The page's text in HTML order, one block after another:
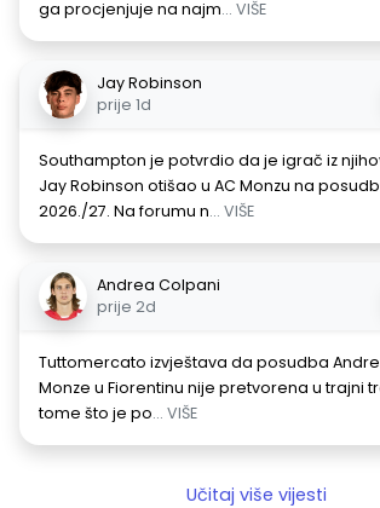
ga procjenjuje na najm... VIŠE
Jay Robinson
prije 1d
Southampton je potvrdio da je igrač iz
Jay Robinson otišao u AC Monzu na
2026./27. Na forumu n... VIŠE
Andrea Colpani
prije 2d
Tuttomercato izvještava da posudba
Monze u Fiorentinu nije pretvorena u trajni
tome što je po... VIŠE
Učitaj više vijesti